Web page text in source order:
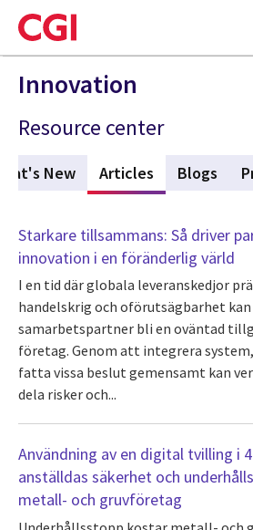
Skip
to
main
content
Innovation
Resource center
New Articles (active tab)
Blogs
Starkare tillsammans: Så driver
innovation i en föränderlig värld
I en tid där globala leveranskedjor
handelskrig och oförutsägbarhet
samarbetspartner bli en oväntad
företag. Genom att integrera
fatta vissa beslut gemensamt kan
dela risker och...
Användning av en digital tvilling i
anställdas säkerhet och
metall- och gruvföretag